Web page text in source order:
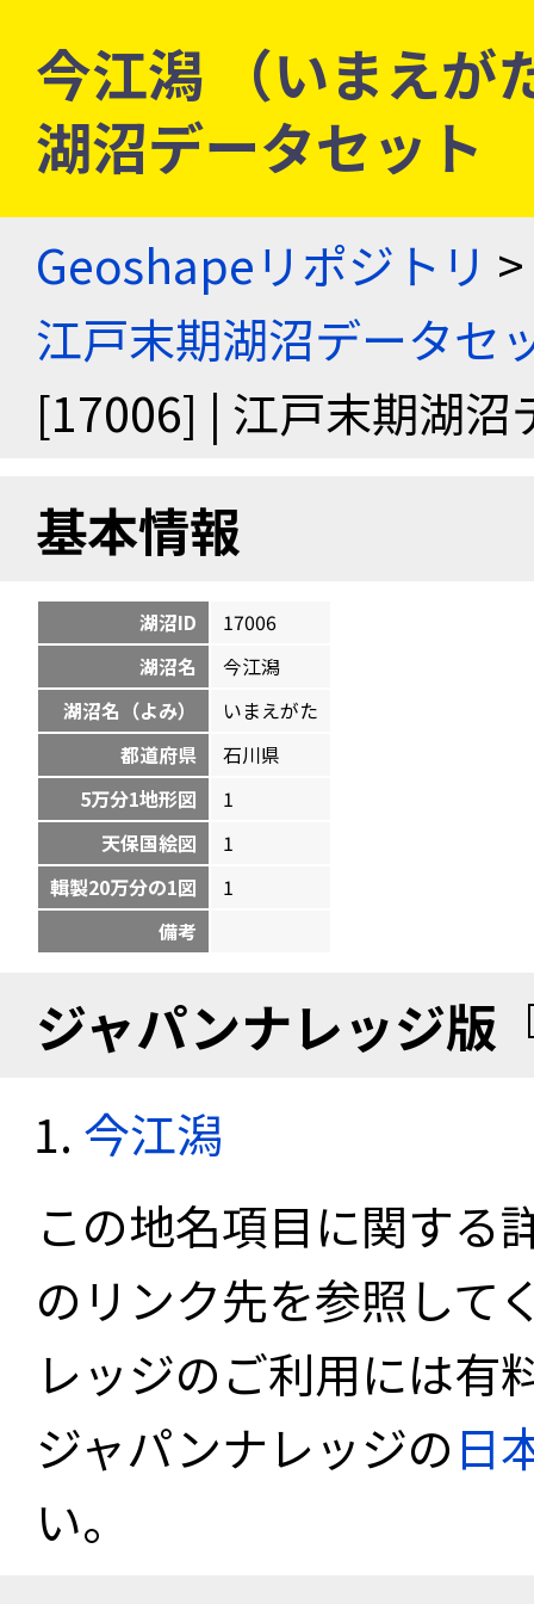
今江潟 （いまえ
湖沼データセット
Geoshapeリポジトリ >
江戸末期湖沼データセ
[17006] | 江戸末期湖沼
基本情報
湖沼ID
17006
湖沼名
今江潟
湖沼名（よみ）
いまえがた
都道府県
石川県
5万分1地形図
1
天保国絵図
1
輯製20万分の1図
1
備考
ジャパンナレッジ版
今江潟
この地名項目に関する
のリンク先を参照して
レッジのご利用には有
ジャパンナレッジの日
い。